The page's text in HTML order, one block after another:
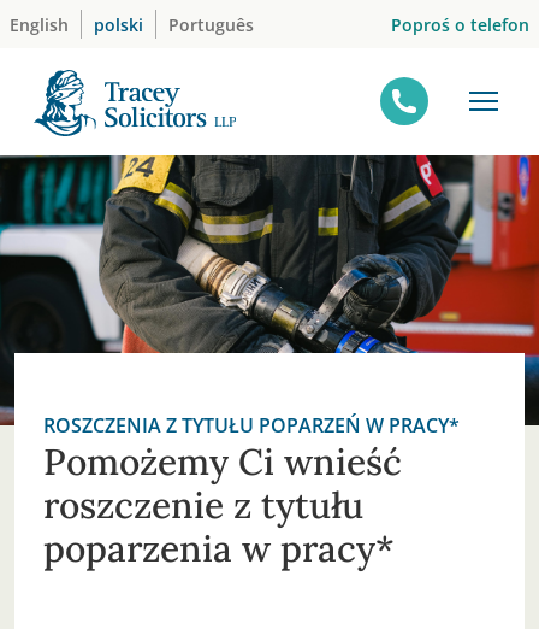
Skip
content
English polski Português Poproś o telefon
ROSZCZENIA Z TYTUŁU POPARZEŃ W PRACY*
Pomożemy Ci wnieść
roszczenie z tytułu
poparzenia w pracy*